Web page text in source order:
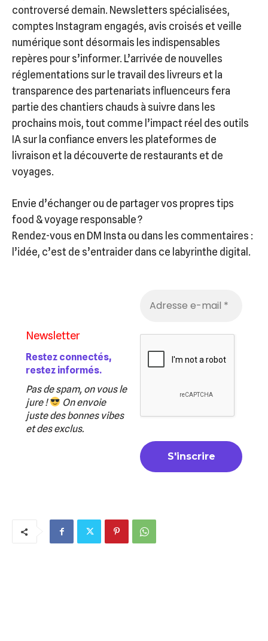
controversé demain. Newsletters spécialisées,
comptes Instagram engagés, avis croisés et veille
numérique sont désormais les indispensables
repères pour s’informer. L’arrivée de nouvelles
réglementations sur le travail des livreurs et la
transparence des partenariats influenceurs fera
partie des chantiers chauds à suivre dans les
prochains mois, tout comme l’impact réel des outils
IA sur la confiance envers les plateformes de
livraison et la découverte de restaurants et de
voyages.
Envie d’échanger ou de partager vos propres tips
food & voyage responsable ?
Rendez-vous en DM Insta ou dans les commentaires :
l’idée, c’est de s’entraider dans ce labyrinthe digital.
Newsletter
Restez connectés,
restez informés.
Pas de spam, on vous le
jure !
On envoie
juste des bonnes vibes
et des exclus.